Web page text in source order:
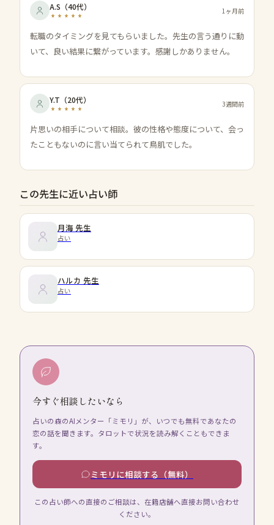
A.S （40代） 1ヶ月前
転職のタイミングを見てもらいました。先生の言う通りに動
いて、良い結果に繋がっています。感謝しかありません。
Y.T （20代） 3週間前
片思いの相手について相談。彼の性格や態度について、会っ
たこともないのに言い当てられて鳥肌でした。
この先生に近い占い師
月海 先生
占い
ハルカ 先生
占い
今すぐ相談したいなら
占いの森のAIメンター「ミモリ」が、いつでも無料であなたの
恋の話を聞きます。タロットで状況を読み解くこともできま
す。
ミモリに相談する（無料）
この占い師への直接のご相談は、在籍店舗へ直接お問い合わせ
ください。